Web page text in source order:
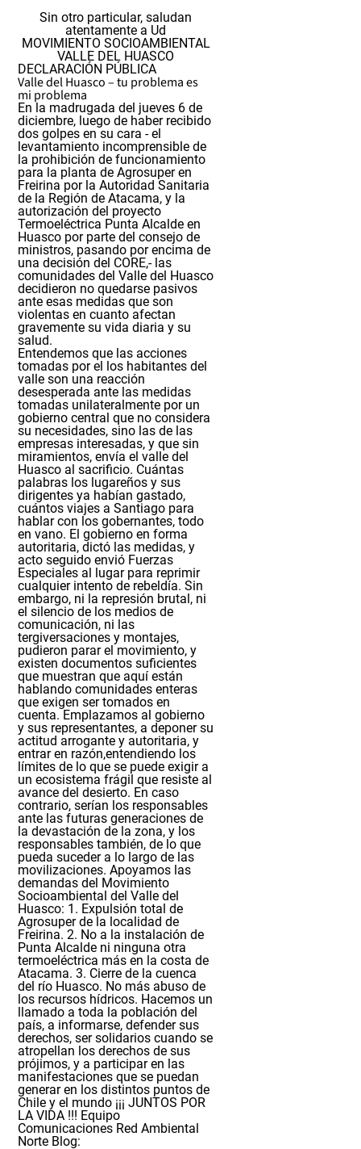
Sin otro particular, saludan
atentamente a Ud
MOVIMIENTO SOCIOAMBIENTAL
VALLE DEL HUASCO
DECLARACIÓN PÚBLICA
Valle del Huasco – tu problema es
mi problema
En la madrugada del jueves 6 de
diciembre, luego de haber recibido
dos golpes en su cara - el
levantamiento incomprensible de
la prohibición de funcionamiento
para la planta de Agrosuper en
Freirina por la Autoridad Sanitaria
de la Región de Atacama, y la
autorización del proyecto
Termoeléctrica Punta Alcalde en
Huasco por parte del consejo de
ministros, pasando por encima de
una decisión del CORE,- las
comunidades del Valle del Huasco
decidieron no quedarse pasivos
ante esas medidas que son
violentas en cuanto afectan
gravemente su vida diaria y su
salud.
Entendemos que las acciones
tomadas por el los habitantes del
valle son una reacción
desesperada ante las medidas
tomadas unilateralmente por un
gobierno central que no considera
su necesidades, sino las de las
empresas interesadas, y que sin
miramientos, envía el valle del
Huasco al sacrificio. Cuántas
palabras los lugareños y sus
dirigentes ya habían gastado,
cuántos viajes a Santiago para
hablar con los gobernantes, todo
en vano. El gobierno en forma
autoritaria, dictó las medidas, y
acto seguido envió Fuerzas
Especiales al lugar para reprimir
cualquier intento de rebeldía. Sin
embargo, ni la represión brutal, ni
el silencio de los medios de
comunicación, ni las
tergiversaciones y montajes,
pudieron parar el movimiento, y
existen documentos suficientes
que muestran que aquí están
hablando comunidades enteras
que exigen ser tomados en
cuenta. Emplazamos al gobierno
y sus representantes, a deponer su
actitud arrogante y autoritaria, y
entrar en razón,entendiendo los
límites de lo que se puede exigir a
un ecosistema frágil que resiste al
avance del desierto. En caso
contrario, serían los responsables
ante las futuras generaciones de
la devastación de la zona, y los
responsables también, de lo que
pueda suceder a lo largo de las
movilizaciones. Apoyamos las
demandas del Movimiento
Socioambiental del Valle del
Huasco: 1. Expulsión total de
Agrosuper de la localidad de
Freirina. 2. No a la instalación de
Punta Alcalde ni ninguna otra
termoeléctrica más en la costa de
Atacama. 3. Cierre de la cuenca
del río Huasco. No más abuso de
los recursos hídricos. Hacemos un
llamado a toda la población del
país, a informarse, defender sus
derechos, ser solidarios cuando se
atropellan los derechos de sus
prójimos, y a participaren las
manifestaciones que se puedan
generar en los distintos puntos de
Chile y el mundo ¡¡¡ JUNTOS POR
LA VIDA !!! Equipo
Comunicaciones Red Ambiental
Norte Blog: